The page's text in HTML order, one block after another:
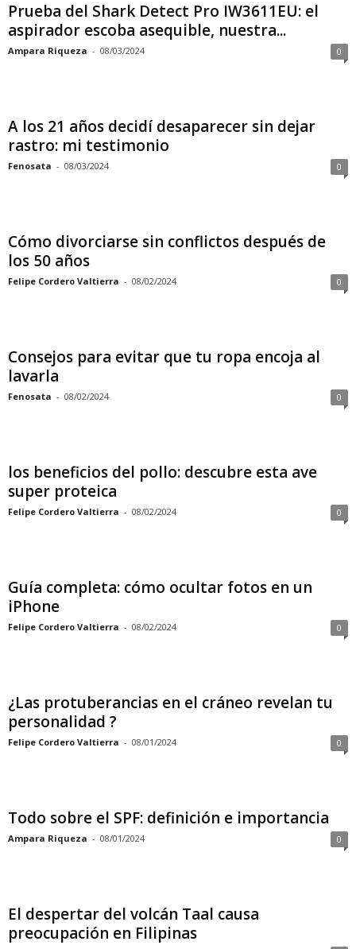
Prueba del Shark Detect Pro IW3611EU: el
aspirador escoba asequible, nuestra...
Ampara Riqueza - 08/03/2024 0
A los 21 años decidí desaparecer sin dejar
rastro: mi testimonio
Fenosata - 08/03/2024 0
Cómo divorciarse sin conflictos después de
los 50 años
Felipe Cordero Valtierra - 08/02/2024 0
Consejos para evitar que tu ropa encoja al
lavarla
Fenosata - 08/02/2024 0
los beneficios del pollo: descubre esta ave
super proteica
Felipe Cordero Valtierra - 08/02/2024 0
Guía completa: cómo ocultar fotos en un
iPhone
Felipe Cordero Valtierra - 08/02/2024 0
¿Las protuberancias en el cráneo revelan tu
personalidad ?
Felipe Cordero Valtierra - 08/01/2024 0
Todo sobre el SPF: definición e importancia
Ampara Riqueza - 08/01/2024 0
El despertar del volcán Taal causa
preocupación en Filipinas